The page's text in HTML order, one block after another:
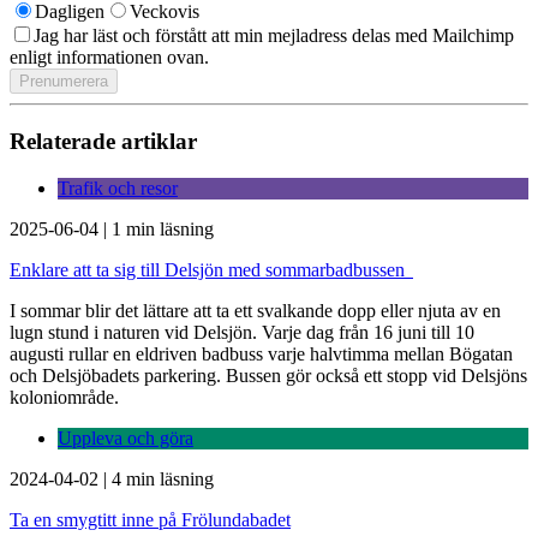
Dagligen
Veckovis
Jag har läst och förstått att min mejladress delas med Mailchimp
enligt informationen ovan.
Relaterade artiklar
Trafik och resor
2025-06-04 | 1 min läsning
Enklare att ta sig till Delsjön med sommarbadbussen
I sommar blir det lättare att ta ett svalkande dopp eller njuta av en
lugn stund i naturen vid Delsjön. Varje dag från 16 juni till 10
augusti rullar en eldriven badbuss varje halvtimma mellan Bögatan
och Delsjöbadets parkering. Bussen gör också ett stopp vid Delsjöns
koloniområde.
Uppleva och göra
2024-04-02 | 4 min läsning
Ta en smygtitt inne på Frölundabadet